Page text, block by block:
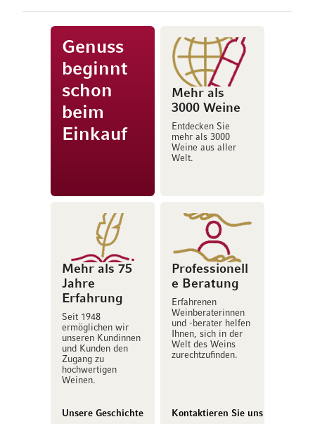
Genuss
beginnt
schon
beim
Einkauf
Mehr als
3000 Weine
Entdecken Sie
mehr als 3000
Weine aus aller
Welt.
Mehr als 75
Jahre
Erfahrung
Seit 1948
ermöglichen wir
unseren Kundinnen
und Kunden den
Zugang zu
hochwertigen
Weinen.
Unsere Geschichte
Professionell
e Beratung
Erfahrenen
Weinberaterinnen
und -berater helfen
Ihnen, sich in der
Welt des Weins
zurechtzufinden.
Kontaktieren Sie uns